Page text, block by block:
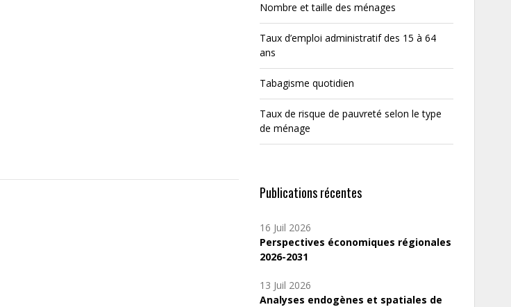
Nombre et taille des ménages
Taux d’emploi administratif des 15 à 64
ans
Tabagisme quotidien
Taux de risque de pauvreté selon le type
de ménage
Publications récentes
16 Juil 2026
Perspectives économiques régionales
2026-2031
13 Juil 2026
Analyses endogènes et spatiales de